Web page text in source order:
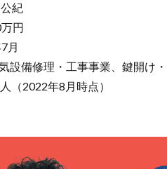
紀
円
月
設備修理・工事事業、鍵開け
（2022年8月時点）